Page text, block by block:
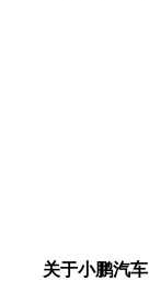
关于小鹏汽车